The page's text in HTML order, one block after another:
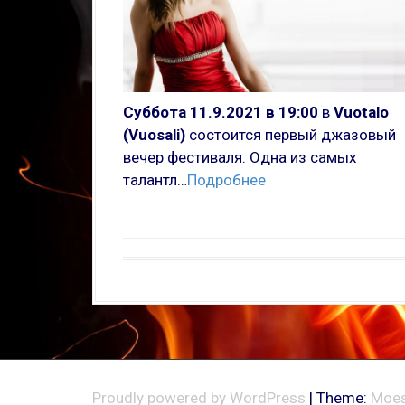
Суббота 11.9.2021 в 19:00 в Vuotalo
(Vuosali) состоится первый джазовый
вечер фестиваля. Одна из самых
талантл…Подробнее
Proudly powered by WordPress | Theme: